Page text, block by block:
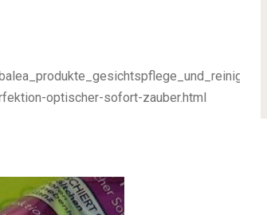
optischer-sofort-zauber.html